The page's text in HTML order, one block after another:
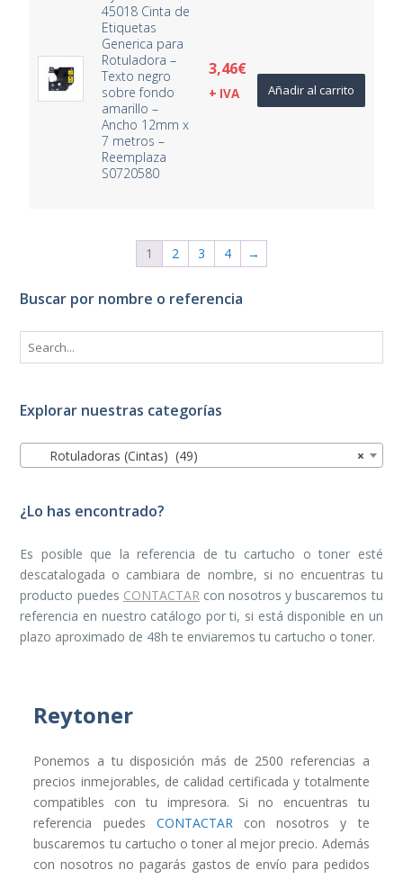
45018 Cinta de
Etiquetas
Generica para
Rotuladora –
Texto negro
sobre fondo
amarillo –
Ancho 12mm x
7 metros –
Reemplaza
S0720580
3,46€
+ IVA Añadir al carrito
1 2 3 4 →
Buscar por nombre o referencia
Explorar nuestras categorías
×
Rotuladoras (Cintas) (49)
¿Lo has encontrado?
Es posible que la referencia de tu cartucho o toner esté
descatalogada o cambiara de nombre, si no encuentras tu
producto puedes CONTACTARcon nosotros y buscaremos tu
referencia en nuestro catálogo por ti, si está disponible en un
plazo aproximado de 48h te enviaremos tu cartucho o toner.
Reytoner
Ponemos a tu disposición más de 2500 referencias a
precios inmejorables, de calidad certificada y totalmente
compatibles con tu impresora. Si no encuentras tu
referencia puedes CONTACTARcon nosotros y te
buscaremos tu cartucho o toner al mejor precio. Además
con nosotros no pagarás gastos de envío para pedidos